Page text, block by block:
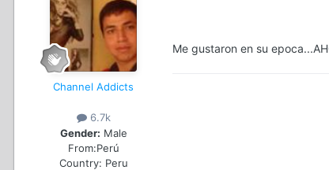
Channel Addicts
6.7k
Gender: Male
From:Perú
Country: Peru
Me gustaron en su